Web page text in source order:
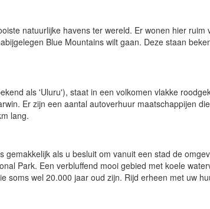
natuurlijke havens ter wereld. Er wonen hier
Blue Mountains wilt gaan. Deze staan
als 'Uluru'), staat in een volkomen vlakke
Er zijn een aantal autoverhuur maatschappijen
lang.
als u besluit om vanuit een stad de
Park. Een verbluffend mooi gebied met koele
soms wel 20.000 jaar oud zijn. Rijd erheen met uw